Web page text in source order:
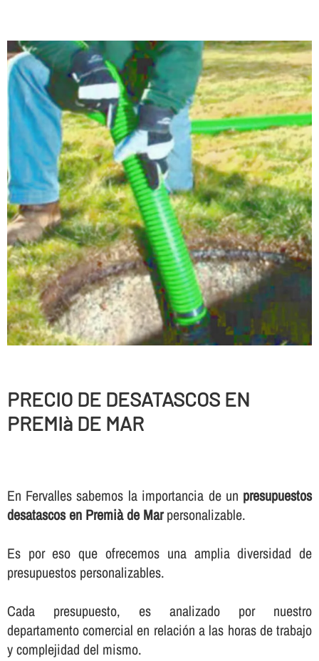
PRECIO DE DESATASCOS EN
PREMIà DE MAR
En Fervalles sabemos la importancia de un presupuestos
desatascos en Premià de Marpersonalizable.
Es por eso que ofrecemos una amplia diversidad de
presupuestos personalizables.
Cada presupuesto, es analizado por nuestro
departamento comercial en relación a las horas de trabajo
y complejidad del mismo.